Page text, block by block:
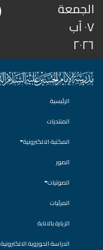
الجمعة
٠٧ آب
٢٠٢٦
الرئيسية
المنتديات
المكتبة الالكترونية
الصور
الصوتيات
المرئيات
الزيارة بالانابة
الدراسة الحوزوية الالكترونية